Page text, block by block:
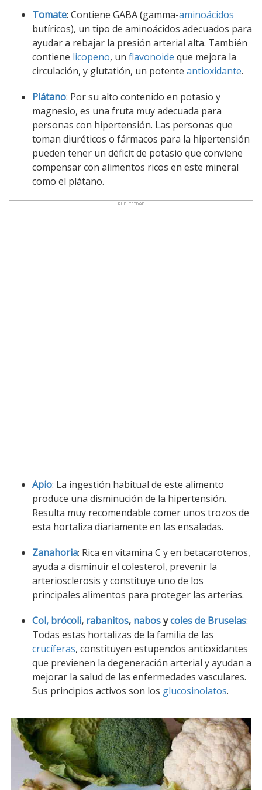
Tomate: Contiene GABA (gamma-aminoácidos
butíricos), un tipo de aminoácidos adecuados para
ayudar a rebajar la presión arterial alta. También
contiene licopeno, un flavonoide que mejora la
circulación, y glutatión, un potente antioxidante.
Plátano: Por su alto contenido en potasio y
magnesio, es una fruta muy adecuada para
personas con hipertensión. Las personas que
toman diuréticos o fármacos para la hipertensión
pueden tener un déficit de potasio que conviene
compensar con alimentos ricos en este mineral
como el plátano.
Apio: La ingestión habitual de este alimento
produce una disminución de la hipertensión.
Resulta muy recomendable comer unos trozos de
esta hortaliza diariamente en las ensaladas.
Zanahoria: Rica en vitamina C y en betacarotenos,
ayuda a disminuir el colesterol, prevenir la
arteriosclerosis y constituye uno de los
principales alimentos para proteger las arterias.
Col, brócoli, rabanitos, nabosycoles de Bruselas:
Todas estas hortalizas de la familia de las
crucíferas, constituyen estupendos antioxidantes
que previenen la degeneración arterial y ayudan a
mejorar la salud de las enfermedades vasculares.
Sus principios activos son los glucosinolatos.